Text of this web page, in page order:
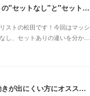
マッシュショートの"セットなし"と"セットあり"
ストの松田です！今回はマッシ
し、セットありの違いを分か…
硬毛で柔らかい動きが出にくい方にオススメクセ毛風パーマ